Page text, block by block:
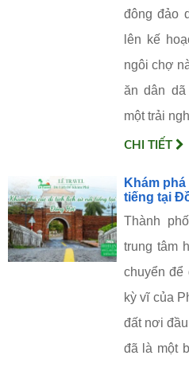
đông đảo
lên kế
ngôi chợ
ăn dân
một trải
CHI TIẾT
Khám
tiếng tại
Thành
trung tâm
chuyển để
kỳ vĩ của
đất nơi
đã là một